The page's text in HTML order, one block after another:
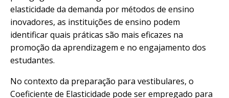
elasticidade da demanda por métodos de ensino
inovadores, as instituições de ensino podem
identificar quais práticas são mais eficazes na
promoção da aprendizagem e no engajamento dos
estudantes.
No contexto da preparação para vestibulares, o
Coeficiente de Elasticidade pode ser empregado para